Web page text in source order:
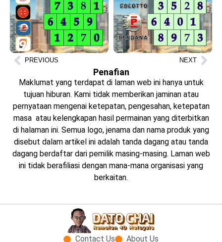
PREVIOUS NEXT
Penafian
Maklumat yang terdapat di laman web ini hanya untuk
tujuan hiburan. Kami tidak memberikan jaminan atau
pernyataan mengenai ketepatan, pengesahan, ketepatan
masa atau kelengkapan hasil permainan yang diterbitkan
di halaman ini. Semua logo, jenama dan nama produk yang
disebut dalam artikel ini adalah tanda dagang atau tanda
dagang berdaftar dari pemilik masing-masing. Laman web
ini tidak berafiliasi dengan mana-mana organisasi yang
berkaitan.
Contact Us About Us